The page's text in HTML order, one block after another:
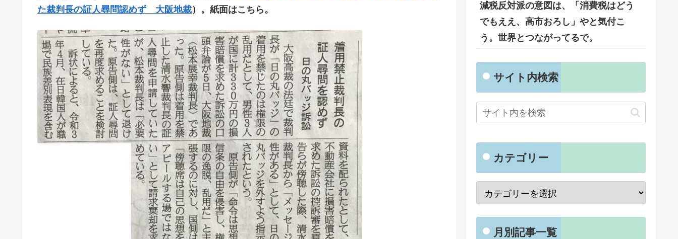
た裁判長の証人尋問認めず 大阪地裁）。紙面はこちら。
減税反対派の意図は、「消費税はどう
でもええ、高市おろし」やと気付こ
う。世界とつながってるで。
サイト内検索
カテゴリー
月別記事一覧